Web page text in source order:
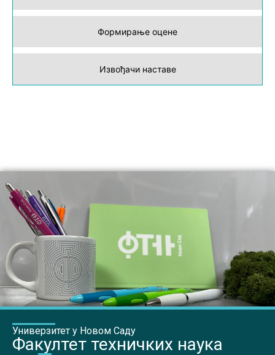
Формирање оцене
Извођачи наставе
Универзитет у Новом Саду
Факултет техничких наука